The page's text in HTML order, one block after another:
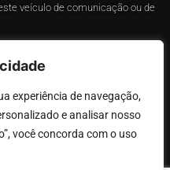
experiência de navegação,
e analisar nosso
você concorda com o uso
veículo de comunicação ou de
eliminar comentários em
ou distribuição do conteúdo,
portal.
– Desenvolvimento